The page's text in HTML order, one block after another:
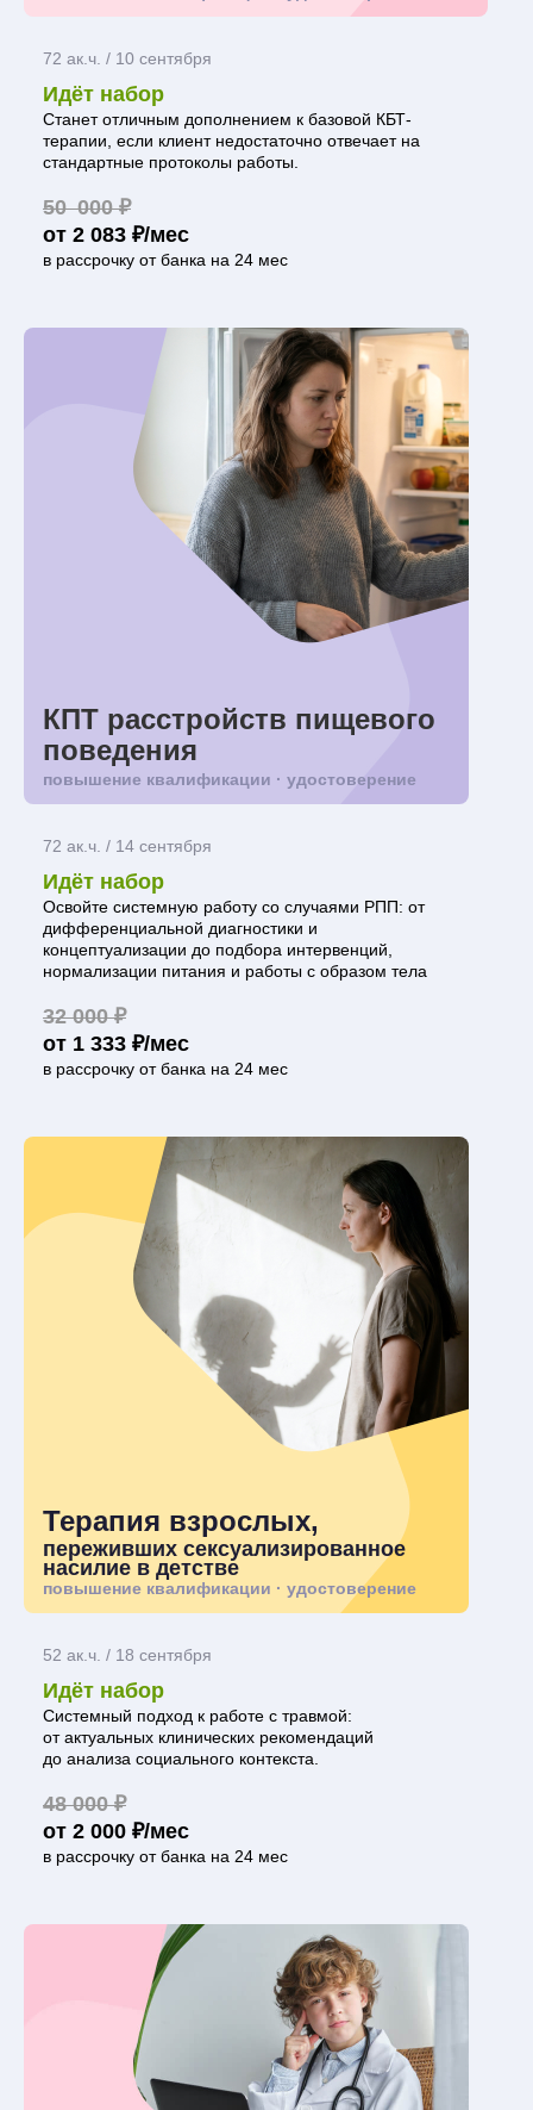
72 ак.ч. / 10 сентября
Идёт набор
Станет отличным дополнением к базовой КБТ-
терапии, если клиент недостаточно отвечает на
стандартные протоколы работы.
50 000 ₽
от 2 083 ₽/мес
в рассрочку от банка на 24 мес
КПТ расстройств пищевого
поведения
повышение квалификации · удостоверение
72 ак.ч. / 14 сентября
Идёт набор
Освойте системную работу со случаями РПП: от
дифференциальной диагностики и
концептуализации до подбора интервенций,
нормализации питания и работы с образом тела
32 000 ₽
от 1 333 ₽/мес
в рассрочку от банка на 24 мес
Терапия взрослых,
переживших сексуализированное
насилие в детстве
повышение квалификации · удостоверение
52 ак.ч. / 18 сентября
Идёт набор
Системный подход к работе с травмой:
от актуальных клинических рекомендаций
до анализа социального контекста.
48 000 ₽
от 2 000 ₽/мес
в рассрочку от банка на 24 мес